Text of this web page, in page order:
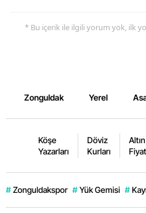
* Bu içerik ile ilgili yorum yok, ilk
Zonguldak Yerel
Köşe
Yazarları
Döviz
Kurları
Altın
# Zonguldakspor # Yük Gemisi #